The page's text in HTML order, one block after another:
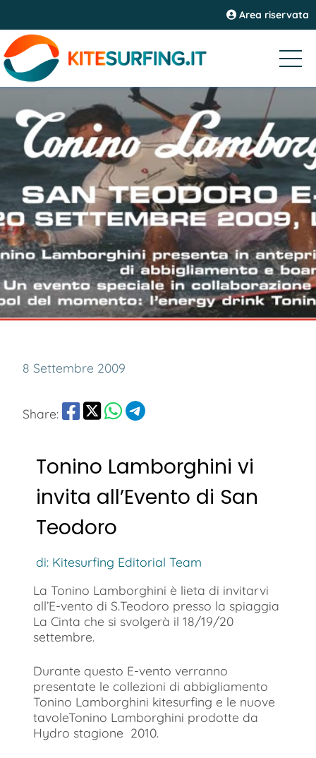
Area riservata
8 Settembre 2009
Share:
Tonino Lamborghini vi
invita all’Evento di San
Teodoro
di: Kitesurfing Editorial Team
La Tonino Lamborghini è lieta di invitarvi
all’E-vento di S.Teodoro presso la spiaggia
La Cinta che si svolgerà il 18/19/20
settembre.
Durante questo E-vento verranno
presentate le collezioni di abbigliamento
Tonino Lamborghini kitesurfing e le nuove
tavoleTonino Lamborghini prodotte da
Hydro stagione 2010.